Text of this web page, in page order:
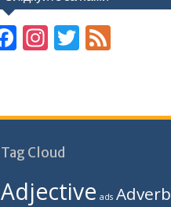
F
b
o
o
k
In
gr
m
T
er
F
d
Tag Cloud
Adjective ads Adverb